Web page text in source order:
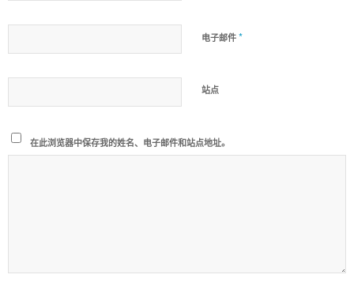
电子邮件 *
站点
在此浏览器中保存我的姓名、电子邮件和站点地址。